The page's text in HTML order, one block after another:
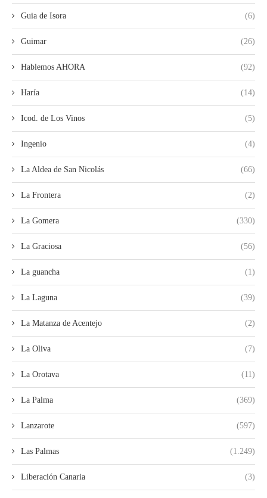
Guia de Isora (6)
Guimar (26)
Hablemos AHORA (92)
Haría (14)
Icod. de Los Vinos (5)
Ingenio (4)
La Aldea de San Nicolás (66)
La Frontera (2)
La Gomera (330)
La Graciosa (56)
La guancha (1)
La Laguna (39)
La Matanza de Acentejo (2)
La Oliva (7)
La Orotava (11)
La Palma (369)
Lanzarote (597)
Las Palmas (1.249)
Liberación Canaria (3)